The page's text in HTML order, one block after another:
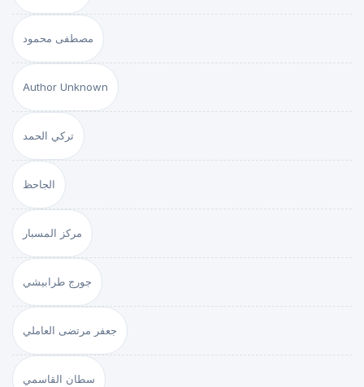
مصطفى محمود
Author Unknown
تركي الحمد
الجاحظ
مركز المسبار
جورج طرابيشي
جعفر مرتضى العاملي
سطان القاسمي